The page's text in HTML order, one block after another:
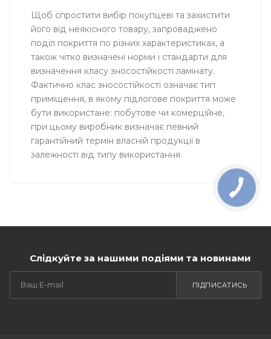
Щоб спростити вибір покупцеві та захистити
його від неякісного товару, запроваджено
поділ покриття по різних характеристиках, а
також чітко визначені норми і стандарти для
визначення класу зносостійкості ламінату.
Фактично клас зносостійкості означає тип
приміщення, в якому підлогове покриття може
бути використане: побутове чи комерційне,
при цьому виробник визначає певний
гарантійний термін власній продукції в
залежності від типу використання.
Слідкуйте за нашими подіями та новинами
ПІДПИСАТИСЬ